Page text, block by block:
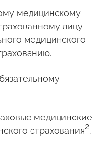
медицинскому
лицу
медицинского
медицинские
страхования2.